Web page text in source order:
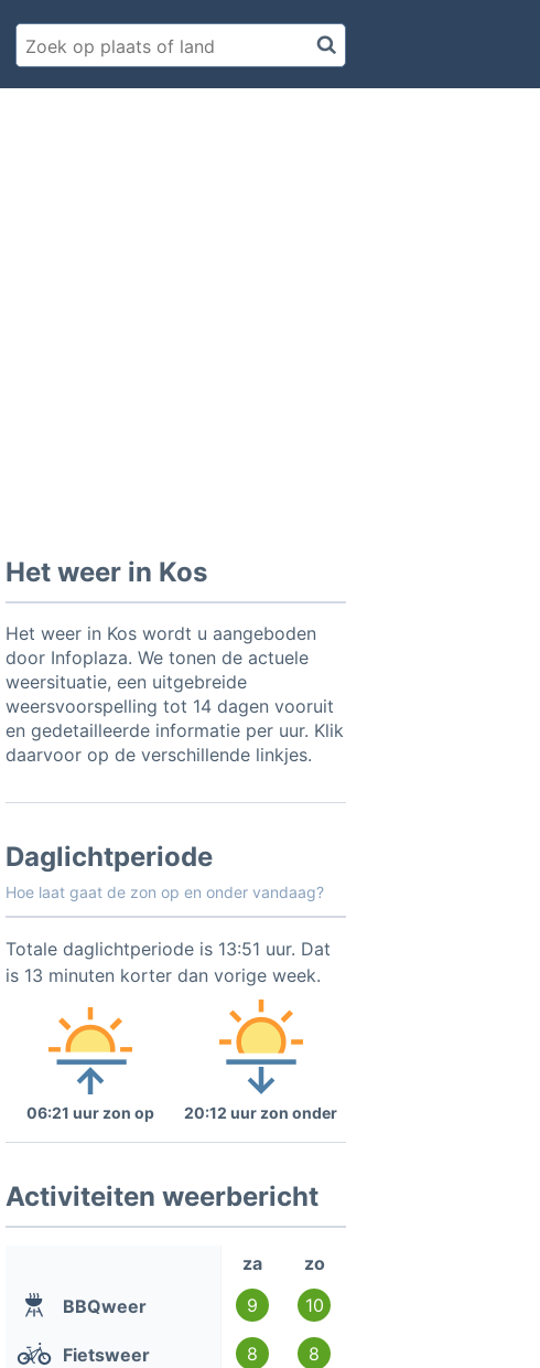
Het weer in Kos
Het weer in Kos wordt u aangeboden
door Infoplaza. We tonen de actuele
weersituatie, een uitgebreide
weersvoorspelling tot 14 dagen vooruit
en gedetailleerde informatie per uur. Klik
daarvoor op de verschillende linkjes.
Daglichtperiode
Hoe laat gaat de zon op en onder vandaag?
Totale daglichtperiode is 13:51 uur. Dat
is 13 minuten korter dan vorige week.
06:21 uur zon op 20:12 uur zon onder
Activiteiten weerbericht
za
zo
BBQweer
9 10
Fietsweer 8 8